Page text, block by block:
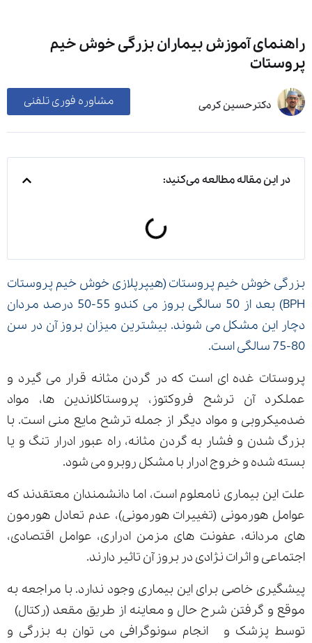
راهنمای آموزش بیماران بزرگی خوش خیم
پروستات
دکترحسین کرمی مشاوره فوری تلفنی
در این مقاله مطالعه می‌کنید:
بزرگی خوش خیم پروستات (هیپرپلازی خوش خیم پروستات
BPH) بعد از 50 سالگی بروز می کندو 55-50 درصد مردان
دچار این مشکل می شوند. بیشترین میزان بروز آن در سن
80-75 سالگی است.
پروستات غده ای است که در گردن مثانه قرار می گیرد و
عملکرد آن ترشح فروکتوز، پروستاکلاندین ها، مواد
ضدمیکروبی و مواد دیگر از جمله ترشح مایع منی است. با
بزرگ شدن و فشار به گردن مثانه، راه عبور ادرار تنگ و یا
بسته شده و خروج ادرار با مشکل روبرو می شود.
علت این بیماری نامعلوم است، اما دانشمندان معتقدند که
عوامل هورمونی (تغییرات هورمونی)، عدم تعادل هورمون
های مردانه، عفونت های مزمن ادراری، عوامل اقتصادی،
اجتماعی و اثرات نژادی در بروز آن تاثیر دارند.
پیشگیری خاصی برای این بیماری وجود ندارد. با مراجعه به
موقع و گرفتن شرح حال و معاینه از طریق مقعد (رکتال)
توسط پزشک و انجام سونوگرافی می توان به بزرگی و
ارسال
قدرت گرفته از همیارسیستم